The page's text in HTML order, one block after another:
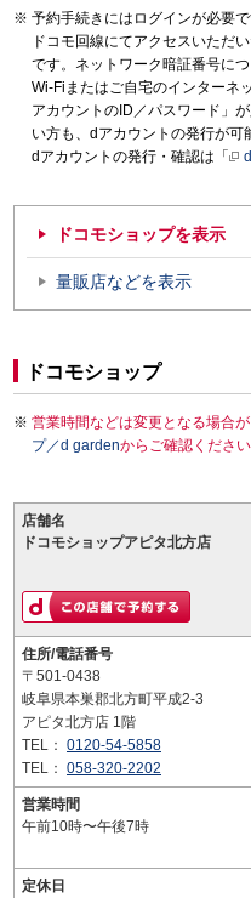
予約手続きにはログインが必要で
ドコモ回線にてアクセスいただ
です。ネットワーク暗証番号に
Wi-Fiまたはご自宅のインターネ
アカウントのID／パスワード」
い方も、dアカウントの発行が可
dアカウントの発行・確認は「
ドコモショップを表示
量販店などを表示
ドコモショップ
営業時間などは変更となる場合
プ／d gardenからご確認ください
店舗名
ドコモショップアピタ北方店
住所/電話番号
〒501-0438
岐阜県本巣郡北方町平成2-3
アピタ北方店 1階
TEL： 0120-54-5858
TEL： 058-320-2202
営業時間
午前10時〜午後7時
定休日